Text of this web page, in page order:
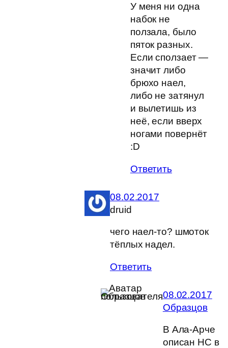
У меня ни одна
набок не
ползала, было
пяток разных.
Если сползает —
значит либо
брюхо наел,
либо не затянул
и вылетишь из
неё, если вверх
ногами повернёт
:D
Ответить
08.02.2017
druid
чего наел-то? шмоток
тёплых надел.
Ответить
08.02.2017
Образцов
В Ала-Арче
описан НС в